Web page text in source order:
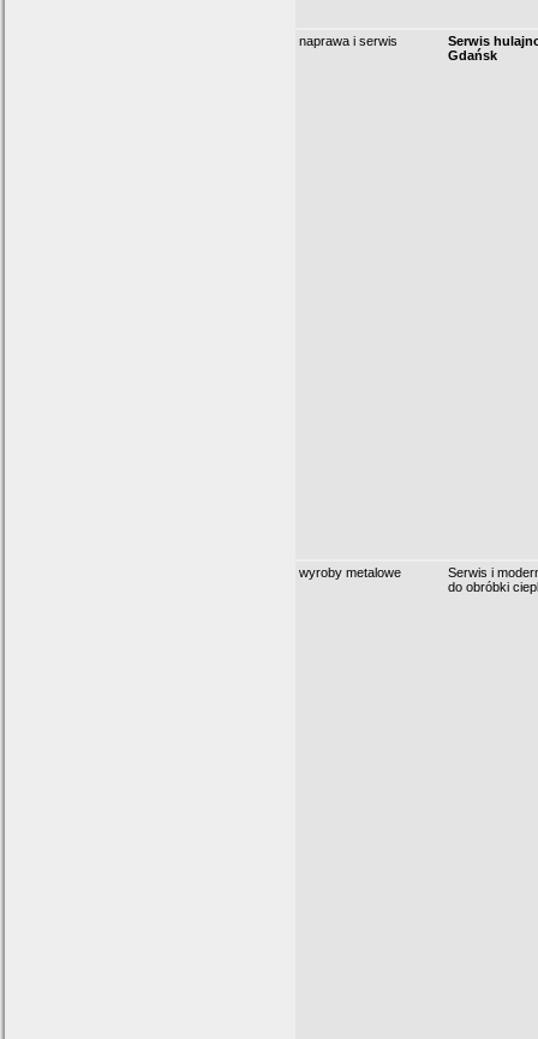
naprawa i serwis
Serwis
Gdańsk
wyroby metalowe
Serwis i
do obróbki